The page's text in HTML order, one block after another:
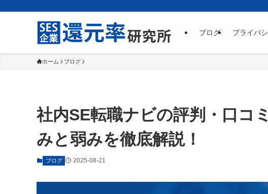
ブログ プライバ
ホーム ブログ
社内SE転職ナビの評判・口コ
みと弱みを徹底解説！
ブログ 2025-08-21